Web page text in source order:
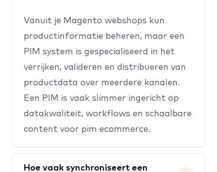
Vanuit je Magento webshops kun
productinformatie beheren, maar een
PIM system is gespecialiseerd in het
verrijken, valideren en distribueren van
productdata over meerdere kanalen.
Een PIM is vaak slimmer ingericht op
datakwaliteit, workflows en schaalbare
content voor pim ecommerce.
Hoe vaak synchroniseert een